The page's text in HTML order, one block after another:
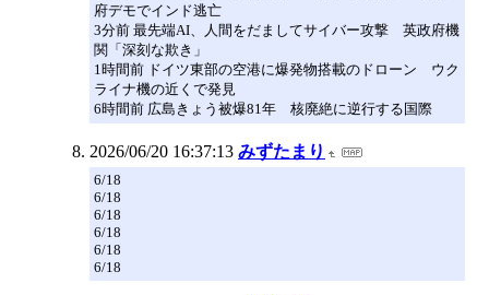
府デモでインド逃亡
3分前 最先端AI、人間をだましてサイバー攻撃 英政府機
関「深刻な欺き」
1時間前 ドイツ東部の空港に爆発物搭載のドローン ウク
ライナ機の近くで発見
6時間前 広島きょう被爆81年 核廃絶に逆行する国際
2026/06/20 16:37:13 みずたまり
6/18
6/18
6/18
6/18
6/18
6/18